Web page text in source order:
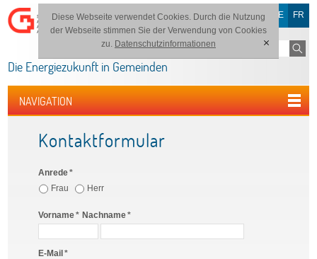
Diese Webseite verwendet Cookies. Durch die Nutzung
der Webseite stimmen Sie der Verwendung von Cookies
zu. Datenschutzinformationen [x]
FR
DE
Die Energiezukunft in Gemeinden
NAVIGATION
Kontaktformular
Anrede*
Frau
Herr
Vorname* Nachname*
E-Mail *